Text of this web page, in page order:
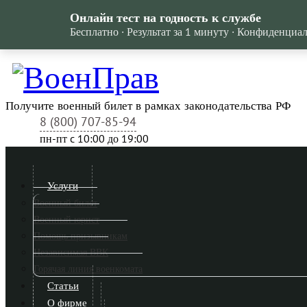
Получите военный билет в рамках законодательства РФ
8 (800) 707-85-94
пн-пт c 10:00 до 19:00
Услуги
Военный билет
Военный юрист
Помощь призывникам
Независимая ВВК
Горячая линия военкомата
Статьи
О фирме
Онлайн тест на годность к службе
Бесплатно · Результат за 1 минуту ·